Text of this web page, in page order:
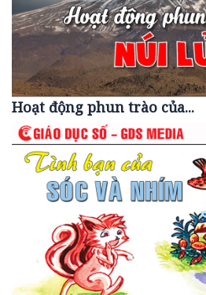
Hoạt động phun trào của...